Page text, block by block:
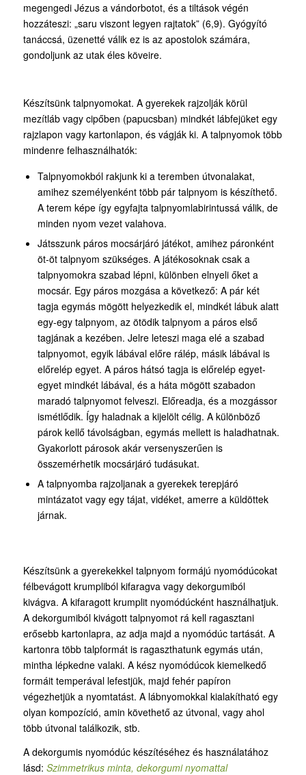
megengedi Jézus a vándorbotot, és a tiltások végén
hozzáteszi: „saru viszont legyen rajtatok” (6,9). Gyógyító
tanáccsá, üzenetté válik ez is az apostolok számára,
gondoljunk az utak éles köveire.
Készítsünk talpnyomokat. A gyerekek rajzolják körül
mezítláb vagy cipőben (papucsban) mindkét lábfejüket egy
rajzlapon vagy kartonlapon, és vágják ki. A talpnyomok több
mindenre felhasználhatók:
Talpnyomokból rakjunk ki a teremben útvonalakat,
amihez személyenként több pár talpnyom is készíthető.
A terem képe így egyfajta talpnyomlabirintussá válik, de
minden nyom vezet valahova.
Játsszunk páros mocsárjáró játékot, amihez páronként
öt-öt talpnyom szükséges. A játékosoknak csak a
talpnyomokra szabad lépni, különben elnyeli őket a
mocsár. Egy páros mozgása a következő: A pár két
tagja egymás mögött helyezkedik el, mindkét lábuk alatt
egy-egy talpnyom, az ötödik talpnyom a páros első
tagjának a kezében. Jelre leteszi maga elé a szabad
talpnyomot, egyik lábával előre rálép, másik lábával is
előrelép egyet. A páros hátsó tagja is előrelép egyet-
egyet mindkét lábával, és a háta mögött szabadon
maradó talpnyomot felveszi. Előreadja, és a mozgássor
ismétlődik. Így haladnak a kijelölt célig. A különböző
párok kellő távolságban, egymás mellett is haladhatnak.
Gyakorlott párosok akár versenyszerűen is
összemérhetik mocsárjáró tudásukat.
A talpnyomba rajzoljanak a gyerekek terepjáró
mintázatot vagy egy tájat, vidéket, amerre a küldöttek
járnak.
Készítsünk a gyerekekkel talpnyom formájú nyomódúcokat
félbevágott krumpliból kifaragva vagy dekorgumiból
kivágva. A kifaragott krumplit nyomódúcként használhatjuk.
A dekorgumiból kivágott talpnyomot rá kell ragasztani
erősebb kartonlapra, az adja majd a nyomódúc tartását. A
kartonra több talpformát is ragaszthatunk egymás után,
mintha lépkedne valaki. A kész nyomódúcok kiemelkedő
formáit temperával lefestjük, majd fehér papíron
végezhetjük a nyomtatást. A lábnyomokkal kialakítható egy
olyan kompozíció, amin követhető az útvonal, vagy ahol
több útvonal találkozik, stb.
A dekorgumis nyomódúc készítéséhez és használatához
lásd: Szimmetrikus minta, dekorgumi nyomattal